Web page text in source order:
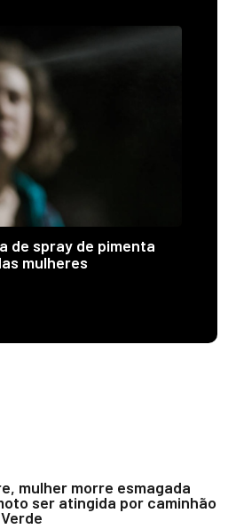
de spray de pimenta
mulheres
mulher morre esmagada
ser atingida por caminhão